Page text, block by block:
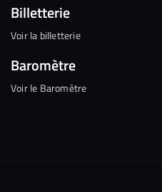
Billetterie
Voir la billetterie
Baromètre
Voir le Baromètre